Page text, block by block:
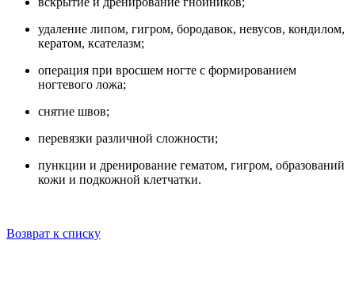
удаление липом, гигром, бородавок, невусов, кондилом,
кератом, ксателазм;
операция при вросшем ногте с формированием
ногтевого ложа;
снятие швов;
перевязки различной сложности;
пункции и дренирование гематом, гигром, образований
кожи и подкожной клетчатки.
Возврат к списку